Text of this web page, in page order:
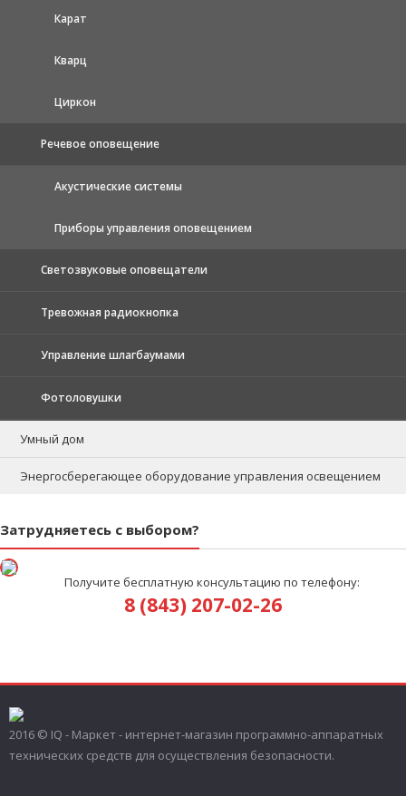
Карат
Кварц
Циркон
Речевое оповещение
Акустические системы
Приборы управления оповещением
Светозвуковые оповещатели
Тревожная радиокнопка
Управление шлагбаумами
Фотоловушки
Умный дом
Энергосберегающее оборудование управления освещением
Затрудняетесь с выбором?
Получите бесплатную консультацию по телефону:
8 (843) 207-02-26
2016 © IQ - Маркет - интернет-магазин программно-аппаратных
технических средств для осуществления безопасности.